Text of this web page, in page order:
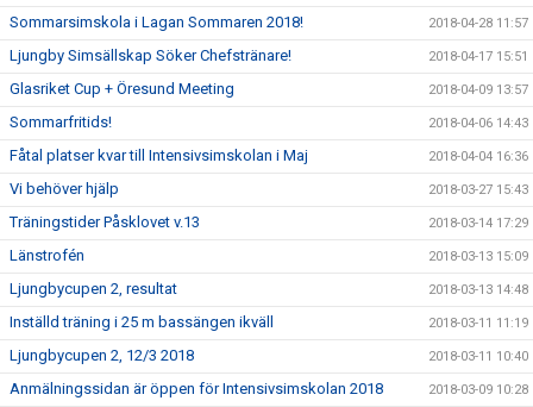
Sommarsimskola i Lagan Sommaren 2018! 2018-04-28 11:57
Ljungby Simsällskap Söker Chefstränare! 2018-04-17 15:51
Glasriket Cup + Öresund Meeting 2018-04-09 13:57
Sommarfritids! 2018-04-06 14:43
Fåtal platser kvar till Intensivsimskolan i Maj 2018-04-04 16:36
Vi behöver hjälp 2018-03-27 15:43
Träningstider Påsklovet v.13 2018-03-14 17:29
Länstrofén 2018-03-13 15:09
Ljungbycupen 2, resultat 2018-03-13 14:48
Inställd träning i 25 m bassängen ikväll 2018-03-11 11:19
Ljungbycupen 2, 12/3 2018 2018-03-11 10:40
Anmälningssidan är öppen för Intensivsimskolan 2018 2018-03-09 10:28